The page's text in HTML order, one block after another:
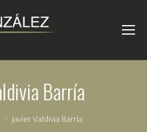
Barría
Javier Valdivia Barría